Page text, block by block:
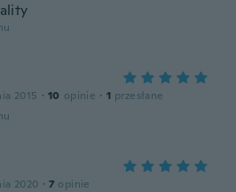
2015 · 10 opinie · 1 przesłane
2020 · 7 opinie